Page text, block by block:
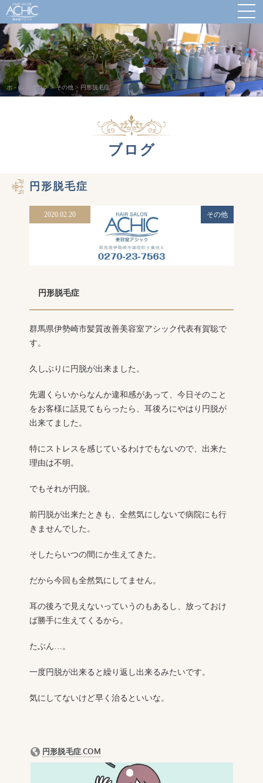
ホ－ム ブログ>その他 > 円形脱毛症
ブログ
円形脱毛症
2020.02.20 その他
円形脱毛症
群馬県伊勢崎市髪質改善美容室アシック代表有賀聡で
す。
久しぶりに円脱が出来ました。
先週くらいからなんか違和感があって、今日そのこと
をお客様に話見てもらったら、耳後ろにやはり円脱が
出来てました。
特にストレスを感じているわけでもないので、出来た
理由は不明。
でもそれが円脱。
前円脱が出来たときも、全然気にしないで病院にも行
きませんでした。
そしたらいつの間にか生えてきた。
だから今回も全然気にしてません。
耳の後ろで見えないっていうのもあるし、放っておけ
ば勝手に生えてくるから。
たぶん…。
一度円脱が出来ると繰り返し出来るみたいです。
気にしてないけど早く治るといいな。